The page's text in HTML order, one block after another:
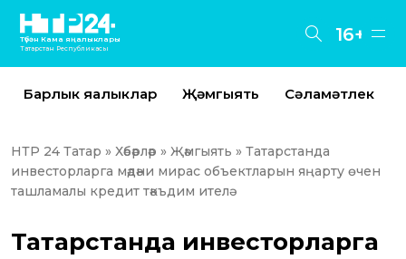
Түбән Кама яңалыклары
Татарстан Республикасы
16+
Барлык яңалыклар Җәмгыять Сәламәтлек
НТР 24 Татар » Хәбәрләр » Җәмгыять » Татарстанда
инвесторларга мәдәни мирас объектларын яңарту өчен
ташламалы кредит тәкъдим ителә
Татарстанда инвесторларга